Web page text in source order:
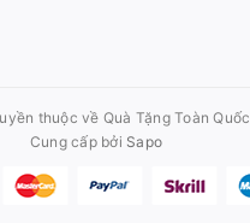
thuộc về Quà Tặng Toàn Quốc
Cung cấp bởi Sapo